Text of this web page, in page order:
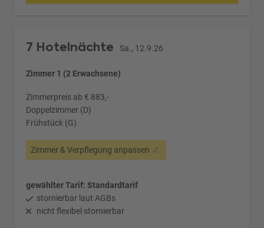
7 Hotelnächte Sa., 12.9.26
Zimmer 1 (2 Erwachsene)
Zimmerpreis ab € 883,-
Doppelzimmer (D)
Frühstück (G)
Zimmer & Verpflegung anpassen
gewählter Tarif: Standardtarif
stornierbar laut AGBs
nicht flexibel stornierbar